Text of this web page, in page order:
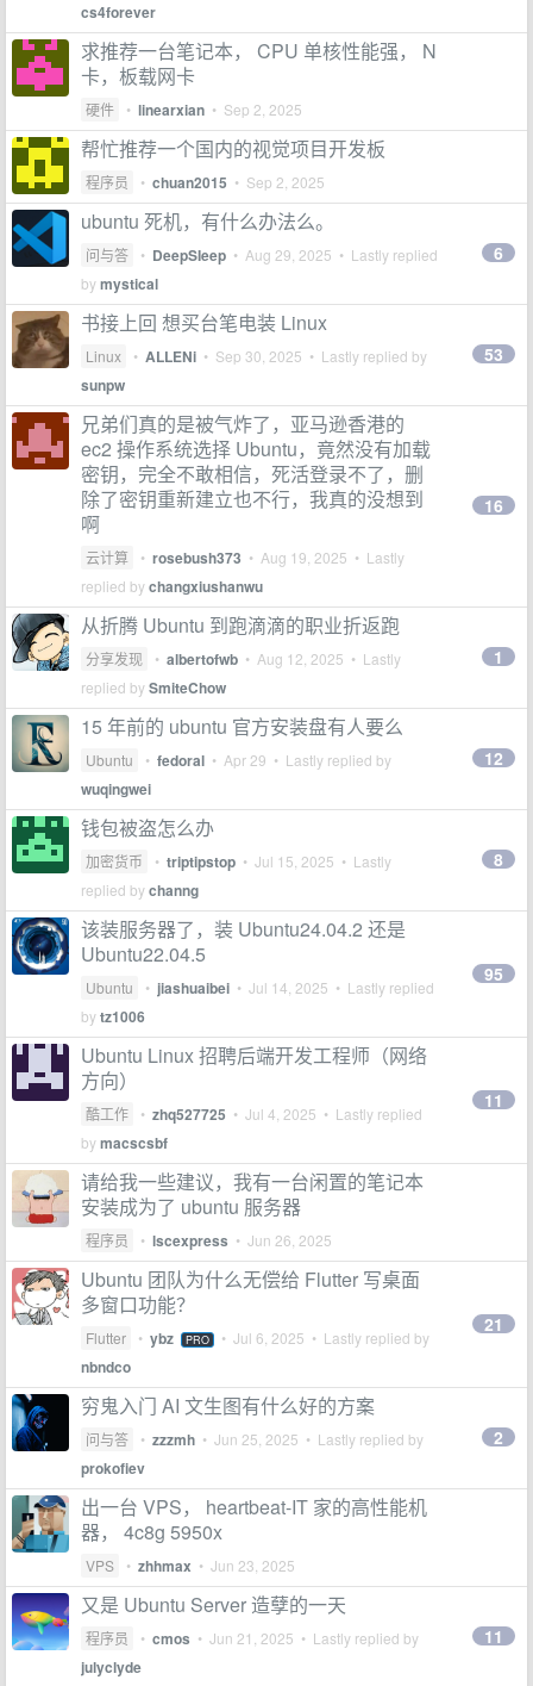
cs4forever
求推荐一台笔记本， CPU 单核性能强， N
卡，板载网卡
硬件 • linearxian • Sep 2, 2025
帮忙推荐一个国内的视觉项目开发板
程序员 • chuan2015 • Sep 2, 2025
ubuntu 死机，有什么办法么。
问与答 • DeepSIeep • Aug 29, 2025 • Lastly replied
bymystical
6
书接上回 想买台笔电装 Linux
Linux • ALLENi • Sep 30, 2025 • Lastly replied by
sunpw
53
兄弟们真的是被气炸了，亚马逊香港的
ec2 操作系统选择 Ubuntu，竟然没有加载
密钥，完全不敢相信，死活登录不了，删
除了密钥重新建立也不行，我真的没想到
啊
云计算 • rosebush373 • Aug 19, 2025 • Lastly
replied bychangxiushanwu
16
从折腾 Ubuntu 到跑滴滴的职业折返跑
分享发现 • albertofwb • Aug 12, 2025 • Lastly
replied bySmiteChow
1
15 年前的 ubuntu 官方安装盘有人要么
Ubuntu • fedoral • Apr 29 • Lastly replied by
wuqingwei
12
钱包被盗怎么办
加密货币 • triptipstop • Jul 15, 2025 • Lastly
replied bychanng
8
该装服务器了，装 Ubuntu24.04.2 还是
Ubuntu22.04.5
Ubuntu • jiashuaibei • Jul 14, 2025 • Lastly replied
bytz1006
95
Ubuntu Linux 招聘后端开发工程师（网络
方向）
酷工作 • zhq527725 • Jul 4, 2025 • Lastly replied
bymacscsbf
11
请给我一些建议，我有一台闲置的笔记本
安装成为了 ubuntu 服务器
程序员 • lscexpress • Jun 26, 2025
Ubuntu 团队为什么无偿给 Flutter 写桌面
多窗口功能？
Flutter • ybz PRO • Jul 6, 2025 • Lastly replied by
nbndco
21
穷鬼入门 AI 文生图有什么好的方案
问与答 • zzzmh • Jun 25, 2025 • Lastly replied by
prokofiev
2
出一台 VPS， heartbeat-IT 家的高性能机
器， 4c8g 5950x
VPS • zhhmax • Jun 23, 2025
又是 Ubuntu Server 造孽的一天
程序员 • cmos • Jun 21, 2025 • Lastly replied by
julyclyde
11